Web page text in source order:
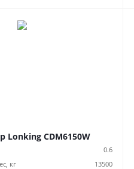
Lonking CDM6150W
0.6
кг
13500